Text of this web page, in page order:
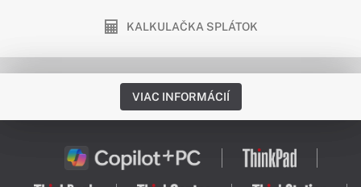
KALKULAČKA SPLÁTOK
VIAC INFORMÁCIÍ